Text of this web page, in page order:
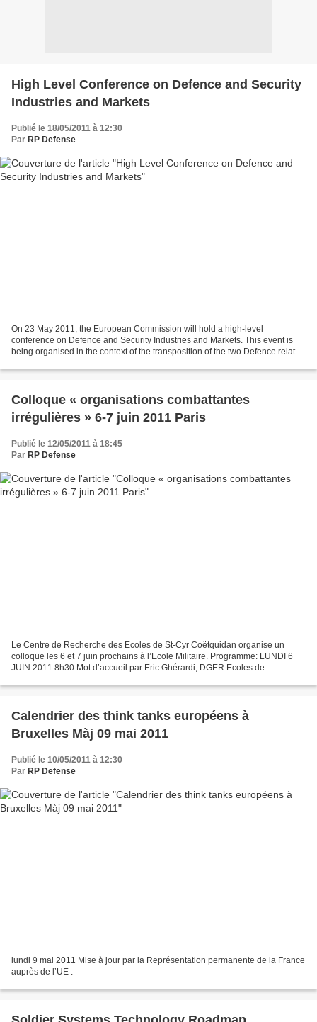
High Level Conference on Defence and Security
Industries and Markets
Publié le 18/05/2011 à 12:30
Par RP Defense
On 23 May 2011, the European Commission will hold a high-level
conference on Defence and Security Industries and Markets. This event is
being organised in the context of the transposition of the two Defence related
Colloque « organisations combattantes
irrégulières » 6-7 juin 2011 Paris
Publié le 12/05/2011 à 18:45
Par RP Defense
Le Centre de Recherche des Ecoles de St-Cyr Coëtquidan organise un
colloque les 6 et 7 juin prochains à l’Ecole Militaire. Programme: LUNDI 6
JUIN 2011 8h30 Mot d’accueil par Eric Ghérardi, DGER Ecoles de
Calendrier des think tanks européens à
Bruxelles Màj 09 mai 2011
Publié le 10/05/2011 à 12:30
Par RP Defense
lundi 9 mai 2011 Mise à jour par la Représentation permanente de la France
auprès de l’UE :